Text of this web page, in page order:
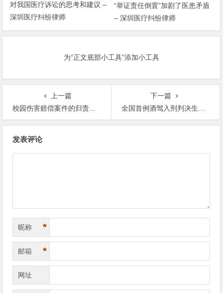
对我国医疗诉讼的思考和建议 –
深圳医疗纠纷律师
“举证责任倒置”加剧了医患矛盾
– 深圳医疗纠纷律师
为“正文底部小工具”添加小工具
上一篇
校园伤害赔偿案件的归责原则之适用
下一篇
全国首例酒驾入刑判决生效 被告被判拘役4个月
发表评论
昵称 *
邮箱 *
网址